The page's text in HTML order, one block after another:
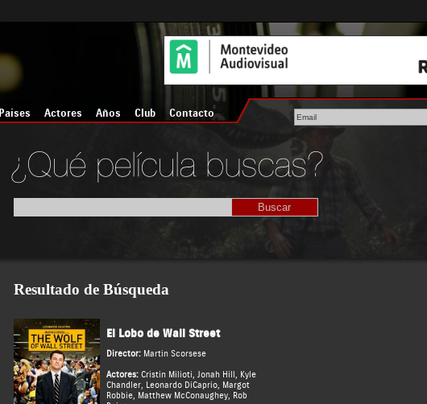
Países Actores Años Club Contacto
Resultado de Búsqueda
El Lobo de Wall Street
Director: Martin Scorsese
Actores: Cristin Milioti, Jonah Hill , Kyle
Chandler, Leonardo DiCaprio, Margot
Robbie, Matthew McConaughey, Rob